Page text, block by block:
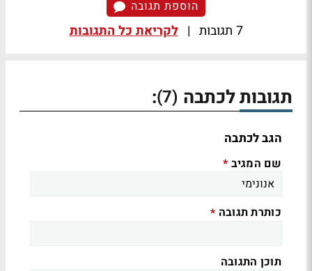
הוספת תגובה
7 תגובות | לקריאת כל התגובות
תגובות לכתבה (7)
:
הגב לכתבה
שם המגיב *
כותרת תגובה *
תוכן התגובה